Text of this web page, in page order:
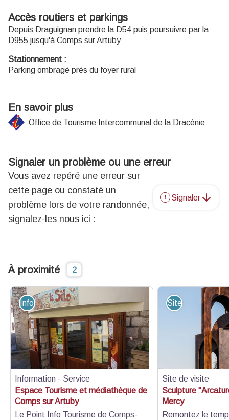
Accès routiers et parkings
Depuis Draguignan prendre la D54 puis poursuivre par la
D955 jusqu'à Comps sur Artuby
Stationnement :
Parking ombragé prés du foyer rural
En savoir plus
Office de Tourisme Intercommunal de la Dracénie
Signaler un problème ou une erreur
Vous avez repéré une erreur sur
cette page ou constaté un
problème lors de votre randonnée,
signalez-les nous ici :
Signaler
À proximité 2
Information - Service
Information - Service
Espace Tourisme et médiathèque de
Comps sur Artuby
Le Point Info Tourisme de Comps-
Site de visite
Site de visite
Sculpture
Mercy
Remontez le